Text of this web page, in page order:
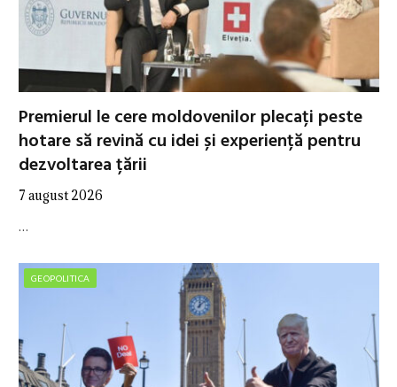
Premierul le cere moldovenilor plecați peste
hotare să revină cu idei și experiență pentru
dezvoltarea țării
7 august 2026
…
GEOPOLITICA